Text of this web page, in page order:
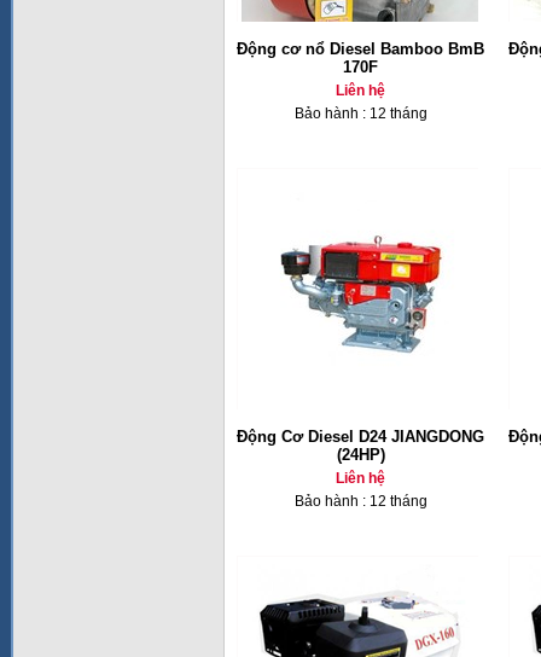
Động cơ nổ Diesel Bamboo BmB
170F
Liên hệ
Bảo hành : 12 tháng
Động Cơ Diesel D24 JIANGDONG
(24HP)
Liên hệ
Bảo hành : 12 tháng